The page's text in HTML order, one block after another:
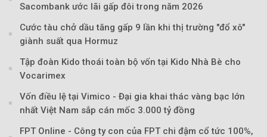
Sacombank ước lãi gấp đôi trong năm 2026
Cước tàu chở dầu tăng gấp 9 lần khi thị trường "đổ xô"
giành suất qua Hormuz
Tập đoàn Kido thoái toàn bộ vốn tại Kido Nhà Bè cho
Vocarimex
Vốn điều lệ tại Vimico - Đại gia khai thác vàng bạc lớn
nhất Việt Nam sắp cán mốc 3.000 tỷ đồng
FPT Online - Công ty con của FPT chi đậm cổ tức 100%,